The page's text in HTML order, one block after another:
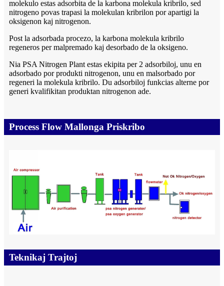
molekulo estas adsorbita de la karbona molekula kribrilo, sed
nitrogeno povas trapasi la molekulan kribrilon por apartigi la
oksigenon kaj nitrogenon.
Post la adsorbada procezo, la karbona molekula kribrilo
regeneros per malpremado kaj desorbado de la oksigeno.
Nia PSA Nitrogen Plant estas ekipita per 2 adsorbiloj, unu en
adsorbado por produkti nitrogenon, unu en malsorbado por
regeneri la molekula kribrilo. Du adsorbiloj funkcias alterne por
generi kvalifikitan produktan nitrogenon ade.
Process Flow Mallonga Priskribo
Teknikaj Trajtoj